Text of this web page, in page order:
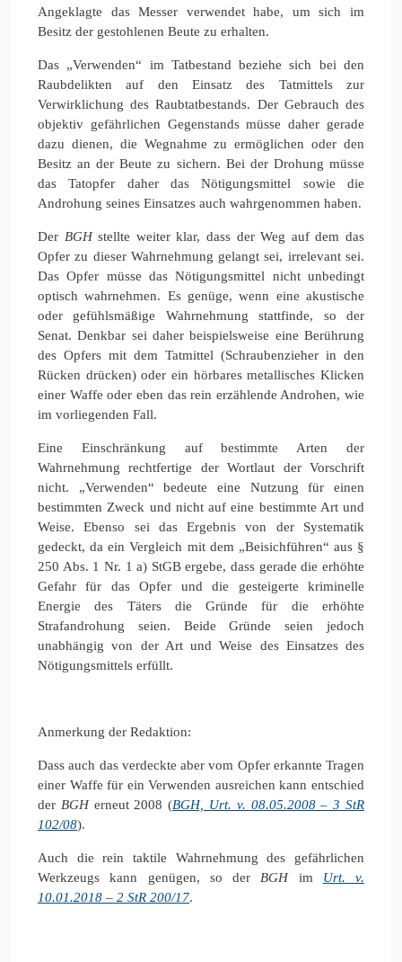
Angeklagte das Messer verwendet habe, um sich im
Besitz der gestohlenen Beute zu erhalten.
Das „Verwenden“ im Tatbestand beziehe sich bei den
Raubdelikten auf den Einsatz des Tatmittels zur
Verwirklichung des Raubtatbestands. Der Gebrauch des
objektiv gefährlichen Gegenstands müsse daher gerade
dazu dienen, die Wegnahme zu ermöglichen oder den
Besitz an der Beute zu sichern. Bei der Drohung müsse
das Tatopfer daher das Nötigungsmittel sowie die
Androhung seines Einsatzes auch wahrgenommen haben.
Der BGHstellte weiter klar, dass der Weg auf dem das
Opfer zu dieser Wahrnehmung gelangt sei, irrelevant sei.
Das Opfer müsse das Nötigungsmittel nicht unbedingt
optisch wahrnehmen. Es genüge, wenn eine akustische
oder gefühlsmäßige Wahrnehmung stattfinde, so der
Senat. Denkbar sei daher beispielsweise eine Berührung
des Opfers mit dem Tatmittel (Schraubenzieher in den
Rücken drücken) oder ein hörbares metallisches Klicken
einer Waffe oder eben das rein erzählende Androhen, wie
im vorliegenden Fall.
Eine Einschränkung auf bestimmte Arten der
Wahrnehmung rechtfertige der Wortlaut der Vorschrift
nicht. „Verwenden“ bedeute eine Nutzung für einen
bestimmten Zweck und nicht auf eine bestimmte Art und
Weise. Ebenso sei das Ergebnis von der Systematik
gedeckt, da ein Vergleich mit dem „Beisichführen“ aus §
250 Abs. 1 Nr. 1 a) StGB ergebe, dass gerade die erhöhte
Gefahr für das Opfer und die gesteigerte kriminelle
Energie des Täters die Gründe für die erhöhte
Strafandrohung seien. Beide Gründe seien jedoch
unabhängig von der Art und Weise des Einsatzes des
Nötigungsmittels erfüllt.
Anmerkung der Redaktion:
Dass auch das verdeckte aber vom Opfer erkannte Tragen
einer Waffe für ein Verwenden ausreichen kann entschied
der BGHerneut 2008 (BGH, Urt. v. 08.05.2008 – 3 StR
102/08).
Auch die rein taktile Wahrnehmung des gefährlichen
Werkzeugs kann genügen, so der BGHim Urt. v.
10.01.2018 – 2 StR 200/17.